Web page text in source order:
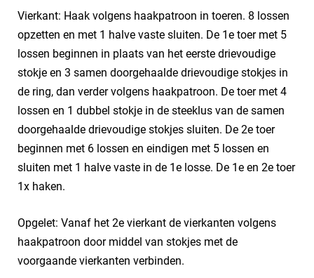
Vierkant: Haak volgens haakpatroon in toeren. 8 lossen
opzetten en met 1 halve vaste sluiten. De 1e toer met 5
lossen beginnen in plaats van het eerste drievoudige
stokje en 3 samen doorgehaalde drievoudige stokjes in
de ring, dan verder volgens haakpatroon. De toer met 4
lossen en 1 dubbel stokje in de steeklus van de samen
doorgehaalde drievoudige stokjes sluiten. De 2e toer
beginnen met 6 lossen en eindigen met 5 lossen en
sluiten met 1 halve vaste in de 1e losse. De 1e en 2e toer
1x haken.
Opgelet: Vanaf het 2e vierkant de vierkanten volgens
haakpatroon door middel van stokjes met de
voorgaande vierkanten verbinden.